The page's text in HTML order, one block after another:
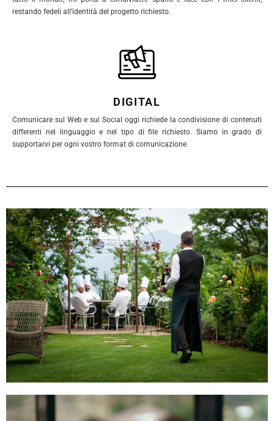
restando fedeli all’identità del progetto richiesto.
DIGITAL
Comunicare sul Web e sui Social oggi richiede la condivisione di contenuti
differenti nel linguaggio e nel tipo di file richiesto. Siamo in grado di
supportarvi per ogni vostro format di comunicazione.